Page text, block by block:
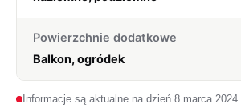
Powierzchnie dodatkowe
Balkon, ogródek
Informacje są aktualne na dzień 8 marca 2024.